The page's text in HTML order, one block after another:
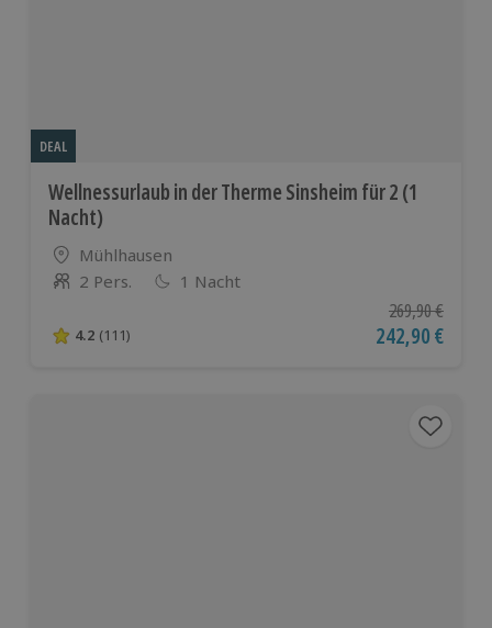
DEAL
Wellnessurlaub in der Therme Sinsheim für 2 (1
Nacht)
Standort
Mühlhausen
Anzahl der Teilnehmer
2 Pers. 1 Nacht
4.2 von 5 Sternen basierend auf 111 Bewertungen
4.2 (111)
Ursprünglicher
269,90 €
Aktueller Preis
242,90 €